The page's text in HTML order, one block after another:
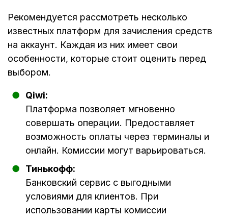
Рекомендуется рассмотреть несколько
известных платформ для зачисления средств
на аккаунт. Каждая из них имеет свои
особенности, которые стоит оценить перед
выбором.
Qiwi:
Платформа позволяет мгновенно
совершать операции. Предоставляет
возможность оплаты через терминалы и
онлайн. Комиссии могут варьироваться.
Тинькофф:
Банковский сервис с выгодными
условиями для клиентов. При
использовании карты комиссии